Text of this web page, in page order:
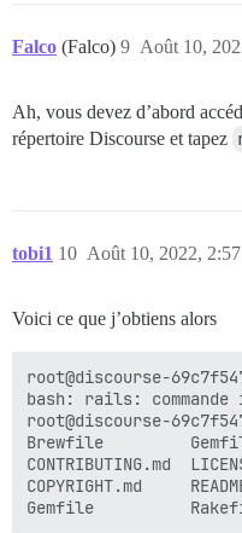
Falco (Falco) Août 10,
9
Ah, vous devez d’abord
répertoire Discourse et tapez
tobi1 Août 10, 2022, 2:57
10
Voici ce que j’obtiens alors
root@discourse-
bash: rails:
root@discourse-
Brewfile
COPYRIGHT.md